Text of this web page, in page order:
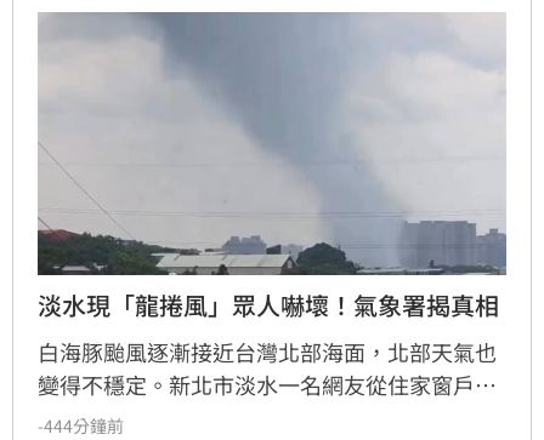
淡水現「龍捲風」眾人嚇壞！氣象署揭真相
白海豚颱風逐漸接近台灣北部海面，北部天氣也
變得不穩定。新北市淡水一名網友從住家窗戶向
海邊望去時，突然發現遠方海面出現一道細長旋
-444分鐘前